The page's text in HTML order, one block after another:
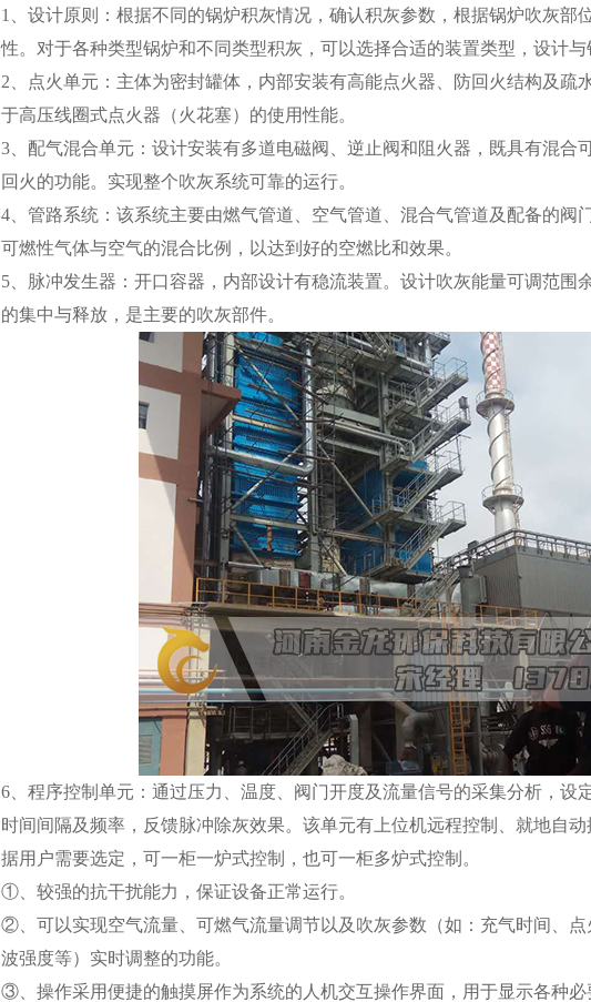
1、设计原则：根据不同的锅炉积灰情况，确认积灰参数，根据锅炉吹灰部
性。对于各种类型锅炉和不同类型积灰，可以选择合适的装置类型，设计
2、点火单元：主体为密封罐体，内部安装有高能点火器、防回火结构及疏
于高压线圈式点火器（火花塞）的使用性能。
3、配气混合单元：设计安装有多道电磁阀、逆止阀和阻火器，既具有混合
回火的功能。实现整个吹灰系统可靠的运行。
4、管路系统：该系统主要由燃气管道、空气管道、混合气管道及配备的阀
可燃性气体与空气的混合比例，以达到好的空燃比和效果。
5、脉冲发生器：开口容器，内部设计有稳流装置。设计吹灰能量可调范围
的集中与释放，是主要的吹灰部件。
6、程序控制单元：通过压力、温度、阀门开度及流量信号的采集分析，设
时间间隔及频率，反馈脉冲除灰效果。该单元有上位机远程控制、就地自
据用户需要选定，可一柜一炉式控制，也可一柜多炉式控制。
①、较强的抗干扰能力，保证设备正常运行。
②、可以实现空气流量、可燃气流量调节以及吹灰参数（如：充气时间、
波强度等）实时调整的功能。
③、操作采用便捷的触摸屏作为系统的人机交互操作界面，用于显示各种